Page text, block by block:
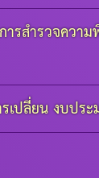
ารสำรวจควา
เปลี่ยน งบปร